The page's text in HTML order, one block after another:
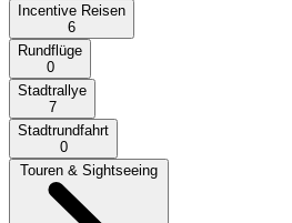
Incentive Reisen
6
Rundflüge
0
Stadtrallye
7
Stadtrundfahrt
0